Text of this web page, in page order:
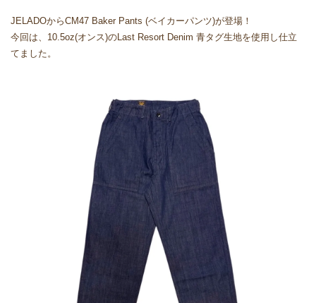
JELADOからCM47 Baker Pants (ベイカーパンツ)が登場！
今回は、10.5oz(オンス)のLast Resort Denim 青タグ生地を使用し仕立
てました。